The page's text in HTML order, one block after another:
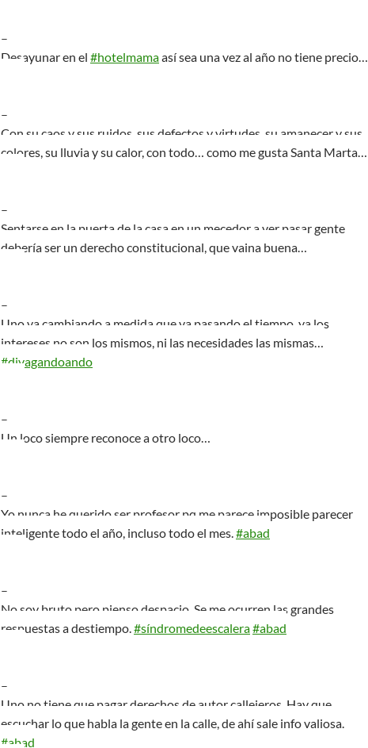
–
Desayunar en el #hotelmamaasí sea una vez al año no tiene precio…
–
Con su caos y sus ruidos, sus defectos y virtudes, su amanecer y sus
colores, su lluvia y su calor, con todo… como me gusta Santa Marta…
–
Sentarse en la puerta de la casa en un mecedor a ver pasar gente
debería ser un derecho constitucional, que vaina buena…
–
Uno va cambiando a medida que va pasando el tiempo, ya los
intereses no son los mismos, ni las necesidades las mismas…
#divagandoando
–
Un loco siempre reconoce a otro loco…
–
Yo nunca he querido ser profesor pq me parece imposible parecer
inteligente todo el año, incluso todo el mes.#abad
–
No soy bruto pero pienso despacio. Se me ocurren las grandes
respuestas a destiempo.#síndromedeescalera#abad
–
Uno no tiene que pagar derechos de autor callejeros. Hay que
escuchar lo que habla la gente en la calle, de ahí sale info valiosa.
#abad